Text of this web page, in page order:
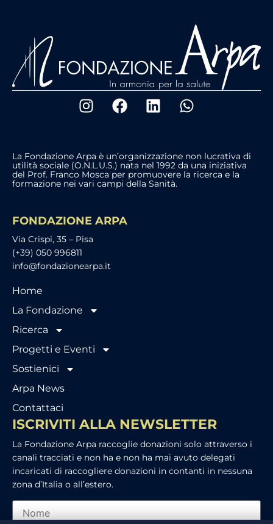
La Fondazione Arpa è un’organizzazione non lucrativa di
utilità sociale (O.N.L.U.S.) nata nel 1992 da una iniziativa
del Prof. Franco Mosca per promuovere la ricerca e la
formazione nei vari campi della Sanità.
FONDAZIONE ARPA
Via Crispi, 35 – Pisa
(+39) 050 996811
info@fondazionearpa.it
Home
La Fondazione
Ricerca
Progetti e Eventi
Sostienici
Arpa News
Contattaci
ISCRIVITI ALLA NEWSLETTER
La Fondazione Arpa raccoglie donazioni solo attraverso i
canali tracciati e non ha e non ha mai avuto delegati
incaricati di raccogliere donazioni in contanti in nessuna
zona d’Italia o all’estero.